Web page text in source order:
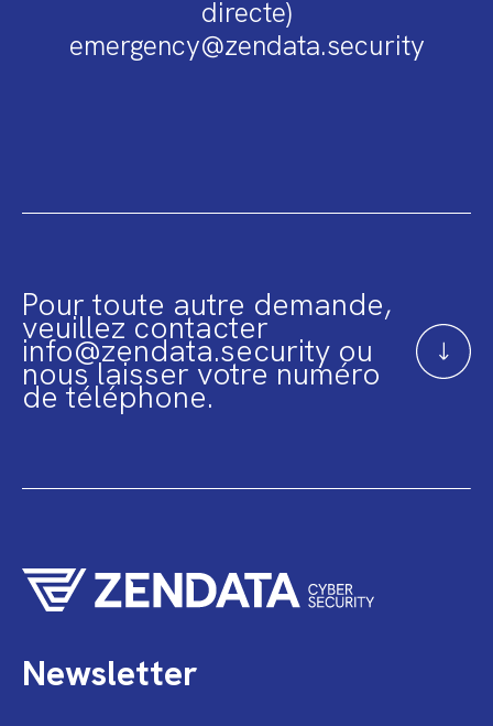
directe)
emergency@zendata.security
Pour toute autre demande,
veuillez contacter
info@zendata.security ou
nous laisser votre numéro
de téléphone.
Newsletter